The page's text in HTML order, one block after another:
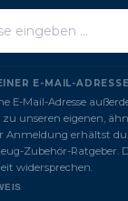
E-MAIL-ADRESSE
E-Mail-Adresse
zu unseren eigenen,
Anmeldung erhältst
Zubehör-Ratgeber.
widersprechen.